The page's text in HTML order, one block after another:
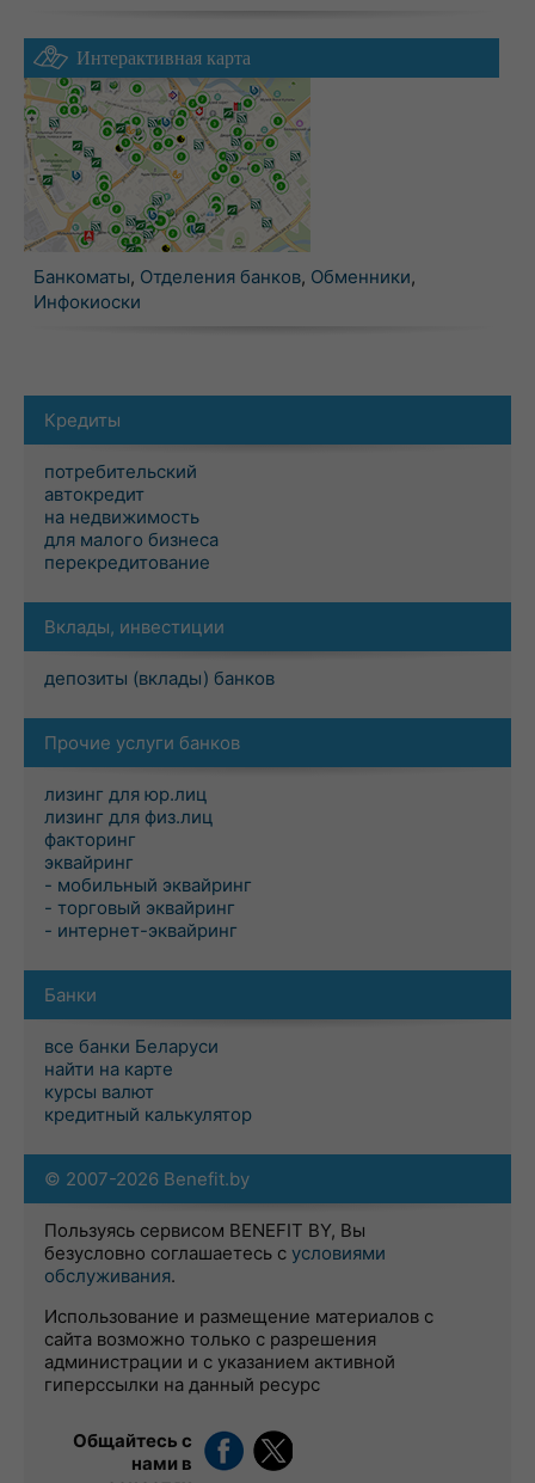
Интерактивная карта
Банкоматы, Отделения банков, Обменники,
Инфокиоски
Кредиты
потребительский
автокредит
на недвижимость
для малого бизнеса
перекредитование
Вклады, инвестиции
депозиты (вклады) банков
Прочие услуги банков
лизинг для юр.лиц
лизинг для физ.лиц
факторинг
эквайринг
- мобильный эквайринг
- торговый эквайринг
- интернет-эквайринг
Банки
все банки Беларуси
найти на карте
курсы валют
кредитный калькулятор
© 2007-2026 Benefit.by
Пользуясь сервисом BENEFIT BY, Вы
безусловно соглашаетесь с условиями
обслуживания.
Использование и размещение материалов с
сайта возможно только с разрешения
администрации и с указанием активной
гиперссылки на данный ресурс
Общайтесь с
нами в